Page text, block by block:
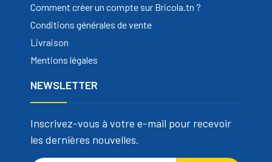
Comment créer un compte sur Bricola.tn ?
Conditions générales de vente
Livraison
Mentions légales
NEWSLETTER
Inscrivez-vous à votre e-mail pour recevoir
les dernières nouvelles.